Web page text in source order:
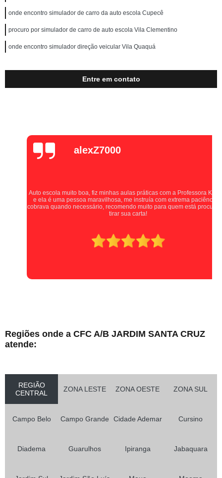
onde encontro simulador de carro da auto escola Cupecê
procuro por simulador de carro de auto escola Vila Clementino
onde encontro simulador direção veicular Vila Quaquá
Entre em contato
alexZ7000
Auto escola muito boa, fiz minhas aulas práticas com a Professora Kellen,
e ela é uma pessoa maravilhosa, me instruía com extrema paciência e
cobrava quando necessário, recomendo muito para quem está procurando
tirar sua carta!
Regiões onde a CFC A/B JARDIM SANTA CRUZ
atende:
REGIÃO
CENTRAL
ZONA LESTE ZONA OESTE ZONA SUL
Campo Belo Campo Grande Cidade Ademar Cursino
Diadema Guarulhos Ipiranga Jabaquara